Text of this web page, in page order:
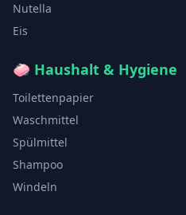
Nutella
Eis
🧼 Haushalt & Hygiene
Toilettenpapier
Waschmittel
Spülmittel
Shampoo
Windeln